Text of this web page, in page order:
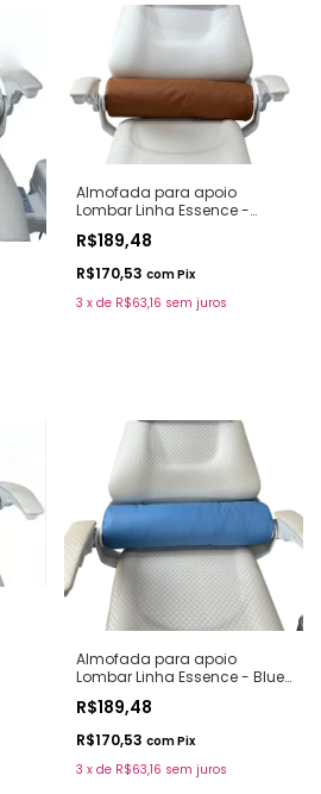
Almofada para apoio
Lombar Linha Essence -
R$189,48
R$170,53 comPix
3 x de R$63,16 sem juros
Almofada para apoio
Lombar Linha Essence - Blue
R$189,48
R$170,53 comPix
3 x de R$63,16 sem juros